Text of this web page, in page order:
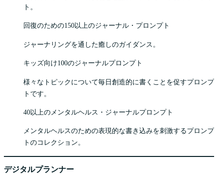
ト。
回復のための150以上のジャーナル・プロンプト
ジャーナリングを通した癒しのガイダンス。
キッズ向け100のジャーナルプロンプト
様々なトピックについて毎日創造的に書くことを促すプロンプ
トです。
40以上のメンタルヘルス・ジャーナルプロンプト
メンタルヘルスのための表現的な書き込みを刺激するプロンプ
トのコレクション。
デジタルプランナー